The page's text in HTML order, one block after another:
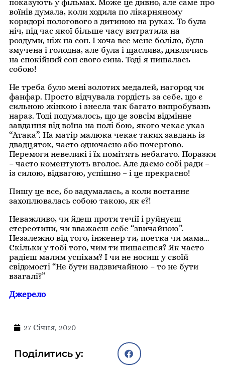
показують у фільмах. Може це дивно, але саме про
воїнів думала, коли ходила по лікарняному
коридорі пологового з дитиною на руках. То була
ніч, під час якої більше часу витратила на
роздуми, ніж на сон. І хоча все мене боліло, була
змучена і голодна, але була і щаслива, дивлячись
на спокійний сон свого сина. Тоді я пишалась
собою!
Не треба було мені золотих медалей, нагород чи
фанфар. Просто відчувала гордість за себе, що є
сильною жінкою і знесла так багато випробувань
нараз. Тоді подумалось, що це зовсім відмінне
завдання від воїна на полі бою, якого чекає указ
“Атака”. На матір малюка чекає таких завдань із
двадцяток, часто одночасно або почергово.
Перемоги невеликі і їх помітять небагато. Поразки
– часто коментують вголос. Але даємо собі ради –
із силою, відвагою, успішно – і це прекрасно!
Пишу це все, бо задумалась, а коли востаннє
захоплювалась собою такою, як є?!
Неважливо, чи йдеш проти течії і руйнуєш
стереотипи, чи вважаєш себе “звичайною”.
Незалежно від того, інженер ти, поетка чи мама…
Скільки у тобі того, чим ти пишаєшся? Як часто
радієш малим успіхам? І чи не носиш у своїй
свідомості “Не бути надзвичайною – то не бути
взагалі?”
Джерело
27 Січня, 2020
Поділитись у: